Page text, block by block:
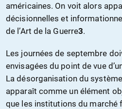
américaines. On voit alors
décisionnelles et
de l’Art de la Guerre3.
Les journées de septembre
envisagées du point de vue
La désorganisation du
apparaît comme un élément
que les institutions du marché